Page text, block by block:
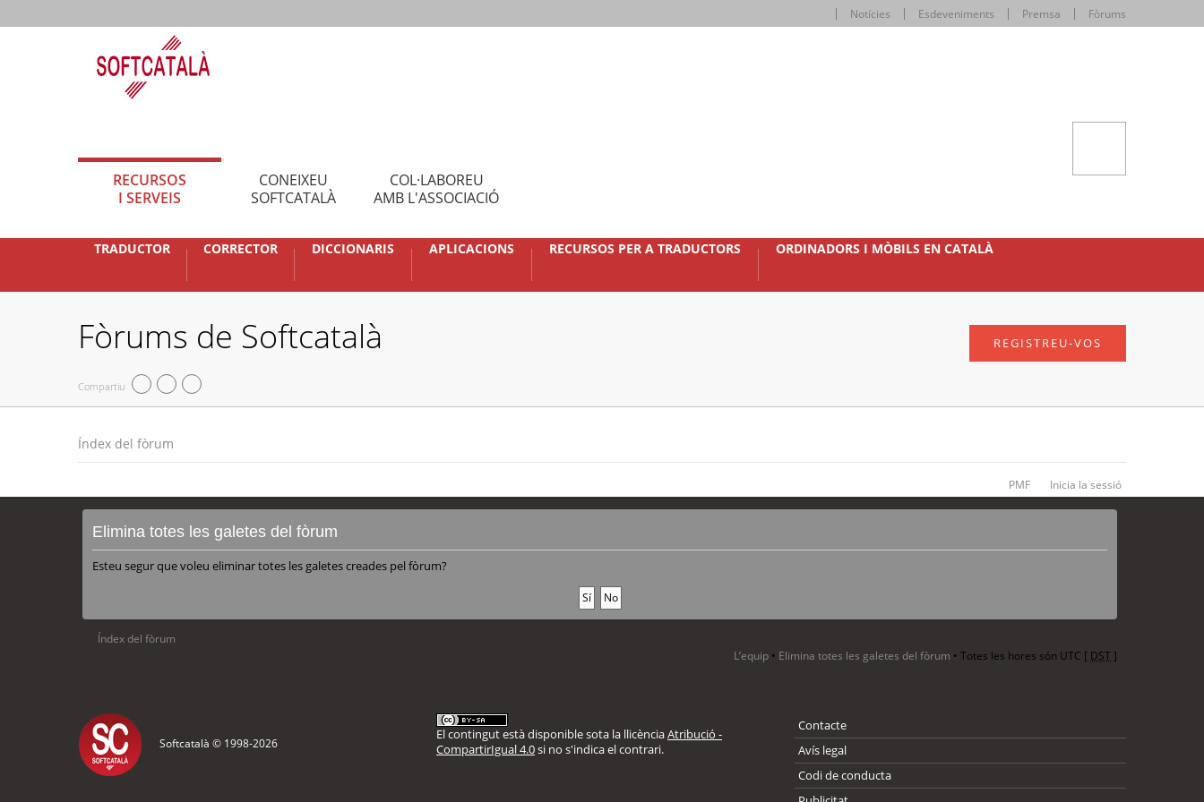
Notícies Esdeveniments Premsa Fòrums
RECURSOS
I SERVEIS
CONEIXEU
SOFTCATALÀ
COL·LABOREU
AMB L'ASSOCIACIÓ
TRADUCTOR CORRECTOR DICCIONARIS APLICACIONS RECURSOS PER A TRADUCTORS ORDINADORS I MÒBILS EN CATALÀ
Fòrums de Softcatalà
Compartiu
REGISTREU-VOS
Índex del fòrum
PMF Inicia la sessió
Elimina totes les galetes del fòrum
Esteu segur que voleu eliminar totes les galetes creades pel fòrum?
Índex del fòrum
L’equip • Elimina totes les galetes del fòrum • Totes les hores són UTC [ DST]
Softcatalà © 1998-2026
El contingut està disponible sota la llicènciaAtribució -
CompartirIgual 4.0si no s'indica el contrari.
Contacte
Avís legal
Codi de conducta